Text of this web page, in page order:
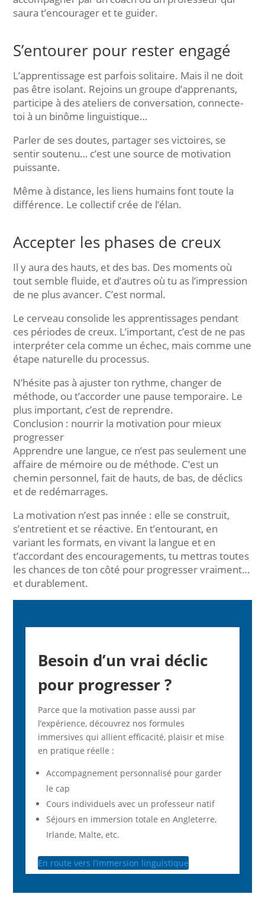
saura t’encourager et te guider.
S’entourer pour rester engagé
L’apprentissage est parfois solitaire. Mais il ne doit
pas être isolant. Rejoins un groupe d’apprenants,
participe à des ateliers de conversation, connecte-
toi à un binôme linguistique…
Parler de ses doutes, partager ses victoires, se
sentir soutenu… c’est une source de motivation
puissante.
Même à distance, les liens humains font toute la
différence. Le collectif crée de l’élan.
Accepter les phases de creux
Il y aura des hauts, et des bas. Des moments où
tout semble fluide, et d’autres où tu as l’impression
de ne plus avancer. C’est normal.
Le cerveau consolide les apprentissages pendant
ces périodes de creux. L’important, c’est de ne pas
interpréter cela comme un échec, mais comme une
étape naturelle du processus.
N’hésite pas à ajuster ton rythme, changer de
méthode, ou t’accorder une pause temporaire. Le
plus important, c’est de reprendre.
Conclusion : nourrir la motivation pour mieux
progresser
Apprendre une langue, ce n’est pas seulement une
affaire de mémoire ou de méthode. C’est un
chemin personnel, fait de hauts, de bas, de déclics
et de redémarrages.
La motivation n’est pas innée : elle se construit,
s’entretient et se réactive. En t’entourant, en
variant les formats, en vivant la langue et en
t’accordant des encouragements, tu mettras toutes
les chances de ton côté pour progresser vraiment…
et durablement.
Besoin d’un vrai déclic
pour progresser ?
Parce que la motivation passe aussi par
l’expérience, découvrez nos formules
immersives qui allient efficacité, plaisir et mise
en pratique réelle :
Accompagnement personnalisé pour garder
le cap
Cours individuels avec un professeur natif
Séjours en immersion totale en Angleterre,
Irlande, Malte, etc.
En route vers l’immersion linguistique